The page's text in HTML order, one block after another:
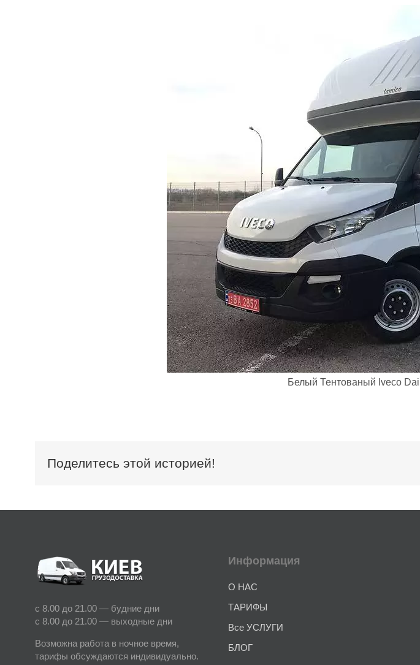
Белый Тентованый Iveco
Поделитесь этой историей!
с 8.00 до 21.00 — будние дни
с 8.00 до 21.00 — выходные дни
Возможна работа в ночное время,
тарифы обсуждаются индивидуально.
Информация
О НАС
ТАРИФЫ
Все УСЛУГИ
БЛОГ